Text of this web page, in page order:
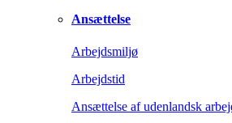
Ansættelse
Arbejdsmiljø
Arbejdstid
Ansættelse af udenlandsk